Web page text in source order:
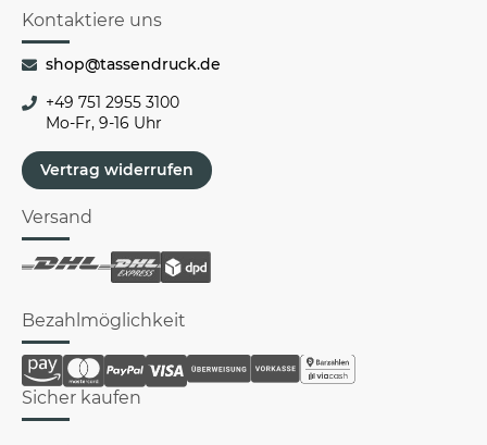
Kontaktiere uns
shop@tassendruck.de
+49 751 2955 3100
Mo-Fr, 9-16 Uhr
Vertrag widerrufen
Versand
Bezahlmöglichkeit
Sicher kaufen